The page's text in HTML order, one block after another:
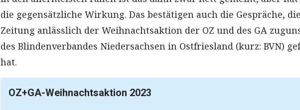
die gegensätzliche Wirkung. Das bestätigen auch die Gespräche,
Zeitung anlässlich der Weihnachtsaktion der OZ und des GA
des Blindenverbandes Niedersachsen in Ostfriesland (kurz: BVN)
hat.
OZ+GA-Weihnachtsaktion 2023